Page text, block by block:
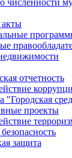
численности
отчетность
"Городская
проекты
защита